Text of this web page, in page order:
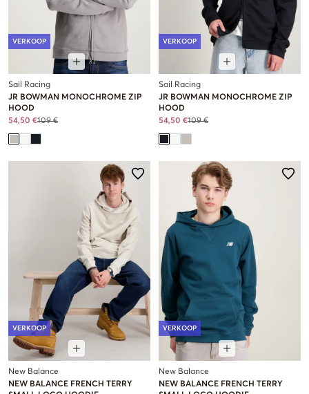
VERKOOP
Sail Racing
JR BOWMAN MONOCHROME ZIP
HOOD
54,50 €109 €
VERKOOP
Sail Racing
JR BOWMAN MONOCHROME ZIP
HOOD
54,50 €109 €
VERKOOP
New Balance
NEW BALANCE FRENCH TERRY
VERKOOP
New Balance
NEW BALANCE FRENCH TERRY